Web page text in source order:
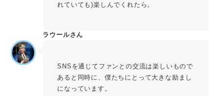
れていても)楽しんでくれたら。
ラウールさん
SNSを通じてファンとの交流は楽しいもので
あると同時に、僕たちにとって大きな励まし
になっています。